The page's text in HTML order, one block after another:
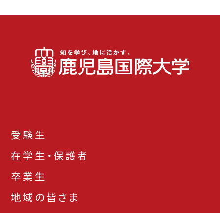
受験生
在学生・保護者
卒業生
地域の皆さま